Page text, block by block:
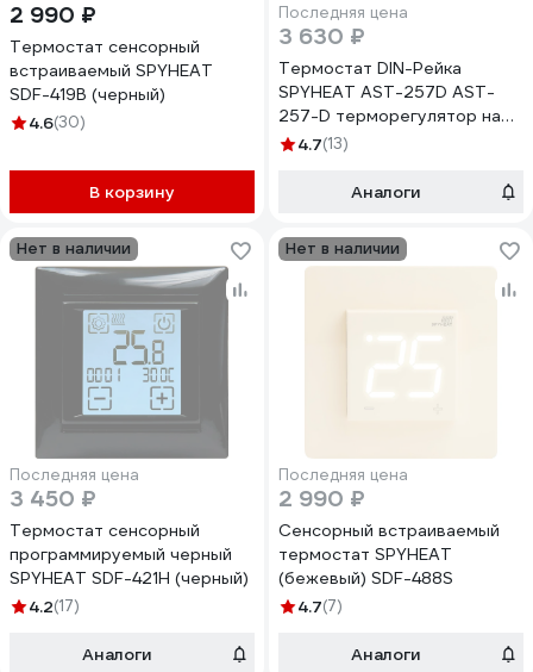
2 990 ₽
Термостат сенсорный
встраиваемый SPYHEAT
SDF-419B (черный)
4.6(30)
В корзину
Последняя цена
3 630 ₽
Термостат DIN-Рейка
SPYHEAT AST-257D AST-
257-D терморегулятор на
дин двухдиапазонный AST-
дин двухдиапазонный
4.7(13)
Аналоги
Нет в наличии
Последняя цена
3 450 ₽
Термостат сенсорный
программируемый черный
SPYHEAT SDF-421H (черный)
4.2(17)
Аналоги
Нет в наличии
Последняя цена
2 990 ₽
Сенсорный встраиваемый
термостат SPYHEAT
(бежевый) SDF-488S
4.7(7)
Аналоги